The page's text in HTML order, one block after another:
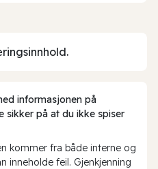
informasjonen på
på at du ikke spiser
kommer fra både interne og
inneholde feil. Gjenkjenning